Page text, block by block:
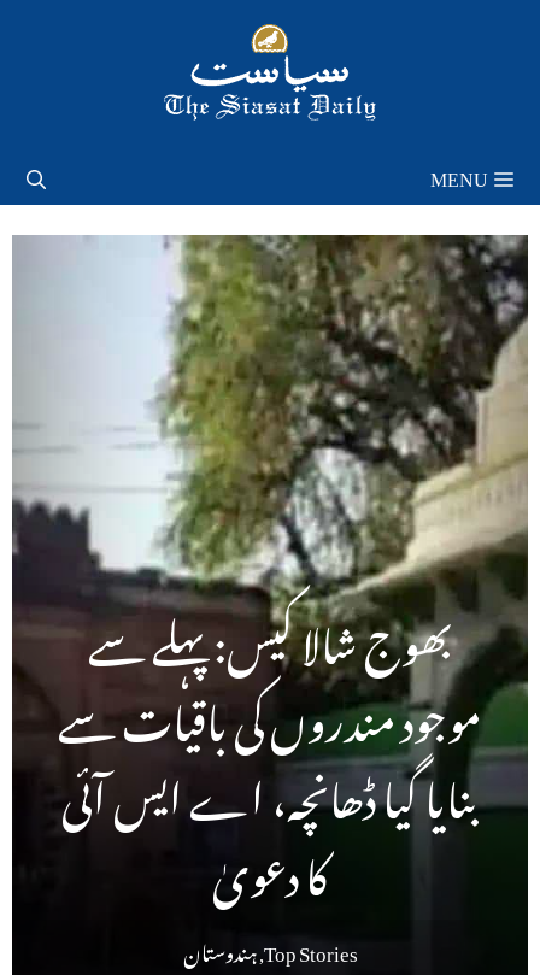
MENU
بھوج شالا کیس: پہلے سے
موجود مندروں کی باقیات سے
بنایا گیا ڈھانچہ، اے ایس آئی
کا دعویٰ
Top Stories
,ہندوستان